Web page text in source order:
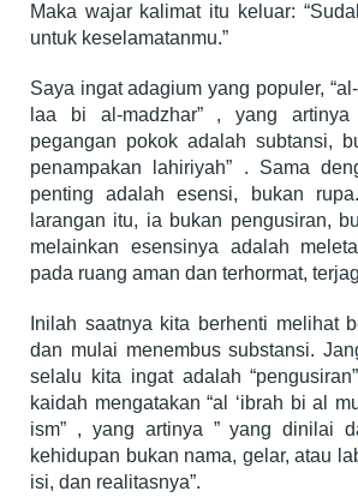
Maka wajar kalimat itu keluar:
untuk keselamatanmu.”
Saya ingat adagium yang populer,
laa bi al-madzhar” , yang
pegangan pokok adalah subtansi,
penampakan lahiriyah” . Sama
penting adalah esensi, bukan
larangan itu, ia bukan pengusiran,
melainkan esensinya adalah
pada ruang aman dan terhormat,
Inilah saatnya kita berhenti melihat
dan mulai menembus substansi.
selalu kita ingat adalah
kaidah mengatakan “al ‘ibrah bi al
ism” , yang artinya ” yang dinilai
kehidupan bukan nama, gelar, atau
isi, dan realitasnya”.